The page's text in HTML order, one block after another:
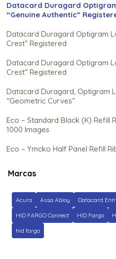
Datacard Duragard
“Genuine Authentic”
Datacard Duragard Optigram
Crest” Registered
Datacard Duragard Optigram
Crest” Registered
Datacard Duragard, Optigram
“Geometric Curves”
Eco – Standard Black (K) Refill
1000 Images
Eco – Ymcko Half Panel Refill
Eco – Ymcko Refill Ribbon C/
Ez – Gold Metallic Cartridge W/
Images
Fargo C50 Color Ribbon –
Marcas
Acura Assa Abloy Datacard
HID FARGO Connect HID Fargo
hid fargo